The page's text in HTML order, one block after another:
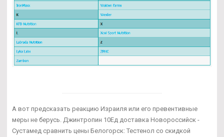
А вот предсказать реакцию Израиля или его превентивные
меры не берусь. Джинтропин 10Ед доставка Новороссийск -
Сустамед сравнить цены Белогорск: Тестенол со скидкой